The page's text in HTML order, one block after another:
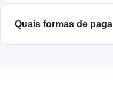
Quais formas de